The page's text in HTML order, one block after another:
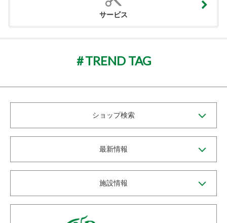
サービス
TREND TAG
ショップ検索
最新情報
施設情報